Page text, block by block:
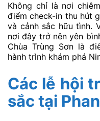
Không chỉ là nơi
điểm check-in thu hút
và cảnh sắc hữu tình.
nơi đây trở nên yên
Chùa Trùng Sơn là
hành trình khám phá
Các lễ hội
sắc tại